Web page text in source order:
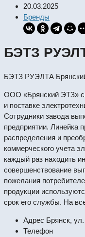
20.03.2025
Бренды
БЭТЗ
БЭТЗ РУЭЛТА Брянский
ООО «Брянский ЭТЗ»
и поставке
Сотрудники завода
предприятии. Линейка
распределения и
коммерческого учета
каждый раз находить
совершенствование
пожелания
продукции
срок его службы. На
Адрес Брянск,
Телефон